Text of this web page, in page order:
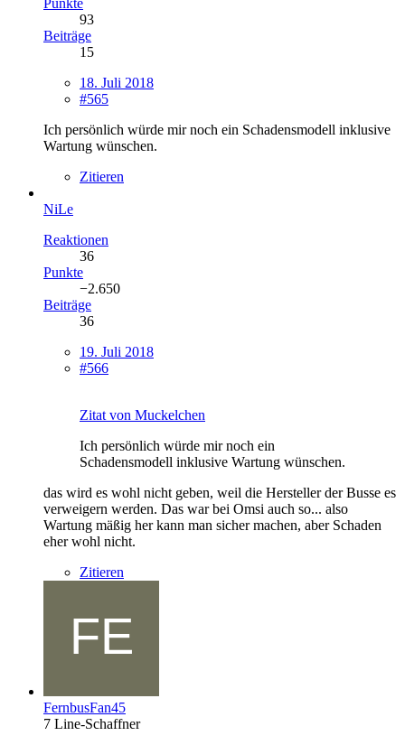
93
Beiträge
15
18. Juli 2018
#565
Ich persönlich würde mir noch ein Schadensmodell inklusive
Wartung wünschen.
Zitieren
NiLe
Reaktionen
36
Punkte
−2.650
Beiträge
36
19. Juli 2018
#566
Zitat von Muckelchen
Ich persönlich würde mir noch ein
Schadensmodell inklusive Wartung wünschen.
das wird es wohl nicht geben, weil die Hersteller der Busse es
verweigern werden. Das war bei Omsi auch so... also
Wartung mäßig her kann man sicher machen, aber Schaden
eher wohl nicht.
Zitieren
FernbusFan45
7 Line-Schaffner